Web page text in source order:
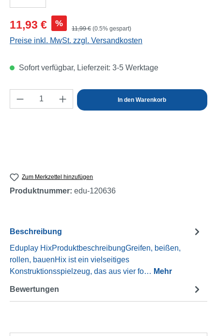
Verkaufspreis:
11,93 € % Regulärer Preis:
11,99 € (0.5% gespart)
Preise inkl. MwSt. zzgl. Versandkosten
Sofort verfügbar, Lieferzeit: 3-5 Werktage
Produkt Anzahl: Gib den gewünschten
In den Warenkorb
Zum Merkzettel hinzufügen
Produktnummer: edu-120636
Beschreibung
Eduplay HixProduktbeschreibungGreifen, beißen,
rollen, bauenHix ist ein vielseitiges
Konstruktionsspielzeug, das aus vier fo… Mehr
Bewertungen